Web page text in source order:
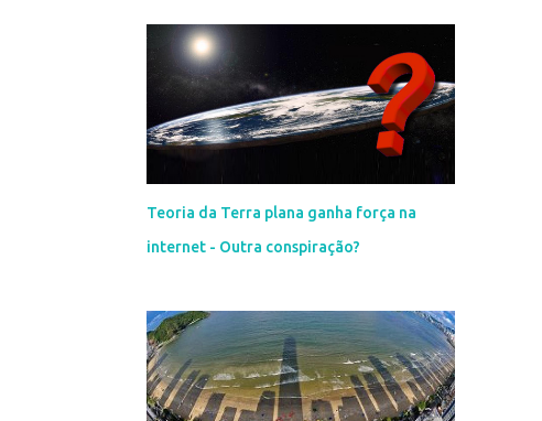
Teoria da Terra plana ganha força na
internet - Outra conspiração?